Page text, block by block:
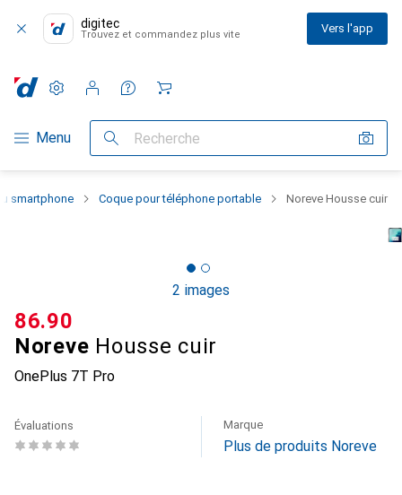
digitec
Trouvez et commandez plus vite Vers l'app
Navigation par catégorie
Menu Recherche
Paramètres
Compte client
Listes de comparaison
Listes d'envies
Panier
smartphone Coque pour téléphone portable Noreve Housse cuir
2 images
Noreve Housse cuir
OnePlus 7T Pro
CHF
86.90
Évaluations Marque
Plus de produits Noreve